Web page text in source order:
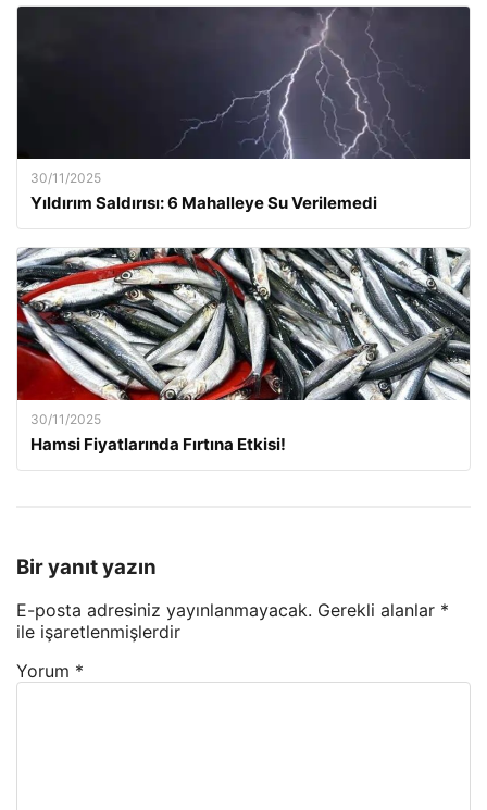
30/11/2025
Yıldırım Saldırısı: 6 Mahalleye Su Verilemedi
30/11/2025
Hamsi Fiyatlarında Fırtına Etkisi!
Bir yanıt yazın
E-posta adresiniz yayınlanmayacak. Gerekli alanlar *
ile işaretlenmişlerdir
Yorum *